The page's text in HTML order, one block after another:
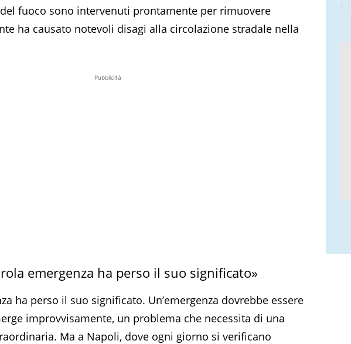
fuoco sono intervenuti prontamente per rimuovere
ha causato notevoli disagi alla circolazione stradale nella
Pubblicità
emergenza ha perso il suo significato»
ha perso il suo significato. Un’emergenza dovrebbe essere
improvvisamente, un problema che necessita di una
Ma a Napoli, dove ogni giorno si verificano